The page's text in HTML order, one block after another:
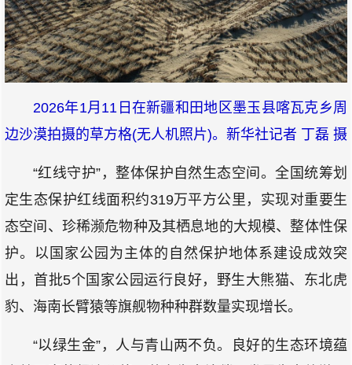
2026年1月11日在新疆和田地区墨玉县喀瓦克乡周
边沙漠拍摄的草方格(无人机照片)。新华社记者 丁磊 摄
“红线守护”，整体保护自然生态空间。全国统筹划
定生态保护红线面积约319万平方公里，实现对重要生
态空间、珍稀濒危物种及其栖息地的大规模、整体性保
护。以国家公园为主体的自然保护地体系建设成效突
出，首批5个国家公园运行良好，野生大熊猫、东北虎
豹、海南长臂猿等旗舰物种种群数量实现增长。
“以绿生金”，人与青山两不负。良好的生态环境蕴